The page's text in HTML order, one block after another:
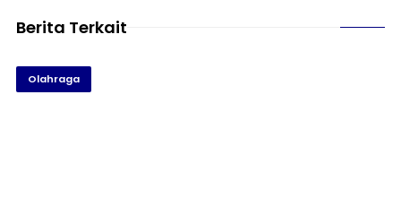
Berita Terkait
Olahraga